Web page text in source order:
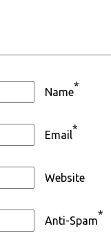
Name*
Email*
Website
Anti-Spam*